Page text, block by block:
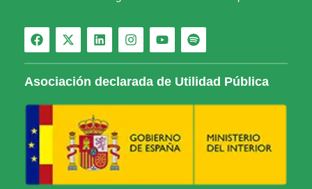
Asociación declarada de Utilidad Pública